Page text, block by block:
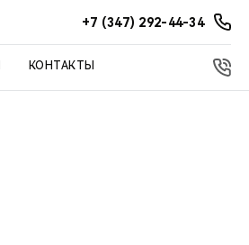
+7 (347) 292-44-34
КОНТАКТЫ